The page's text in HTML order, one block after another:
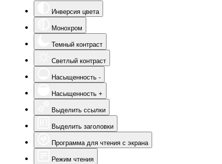
Инверсия цвета
Монохром
Темный контраст
Светлый контраст
Насыщенность -
Насыщенность +
Выделить ссылки
Выделить заголовки
Программа для чтения с экрана
Режим чтения